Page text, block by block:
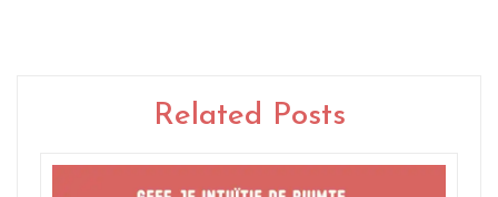
Related Posts